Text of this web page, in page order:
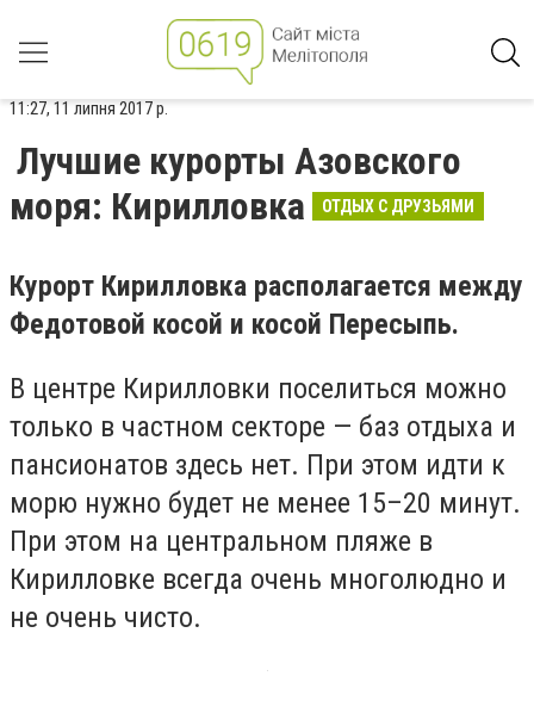
11:27, 11 липня 2017 р.
Лучшие курорты Азовского
моря: Кирилловка
ОТДЫХ С ДРУЗЬЯМИ
Курорт Кирилловка располагается между
Федотовой косой и косой Пересыпь.
В центре Кирилловки поселиться можно
только в частном секторе — баз отдыха и
пансионатов здесь нет. При этом идти к
морю нужно будет не менее 15–20 минут.
При этом на центральном пляже в
Кирилловке всегда очень многолюдно и
не очень чисто.